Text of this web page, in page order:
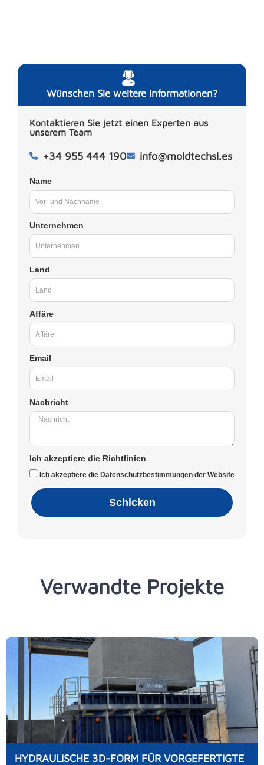
Wünschen Sie weitere Informationen?
Kontaktieren Sie jetzt einen Experten aus
unserem Team
+34 955 444 190 info@moldtechsl.es
Name
Unternehmen
Land
Affäre
Email
Nachricht
Ich akzeptiere die Richtlinien
Ich akzeptiere die Datenschutzbestimmungen der Website
Schicken
Verwandte Projekte
HYDRAULISCHE 3D-FORM FÜR VORGEFERTIGTE